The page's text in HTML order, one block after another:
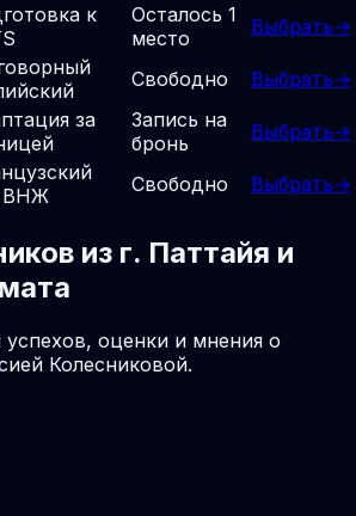
к
Осталось 1
место
Выбрать→
Свободно Выбрать→
за
Запись на
бронь
Выбрать→
ВНЖ
Свободно Выбрать→
из г. Паттайя и
оценки и мнения о
Колесниковой.